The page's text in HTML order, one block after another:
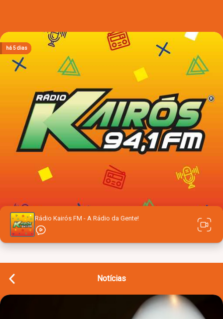
Rádio Kairós FM - A Rádio da Gente!
Notícias
há 2 dias
há 2 dias
há 2 dias
há 2 dias
há 5 dias